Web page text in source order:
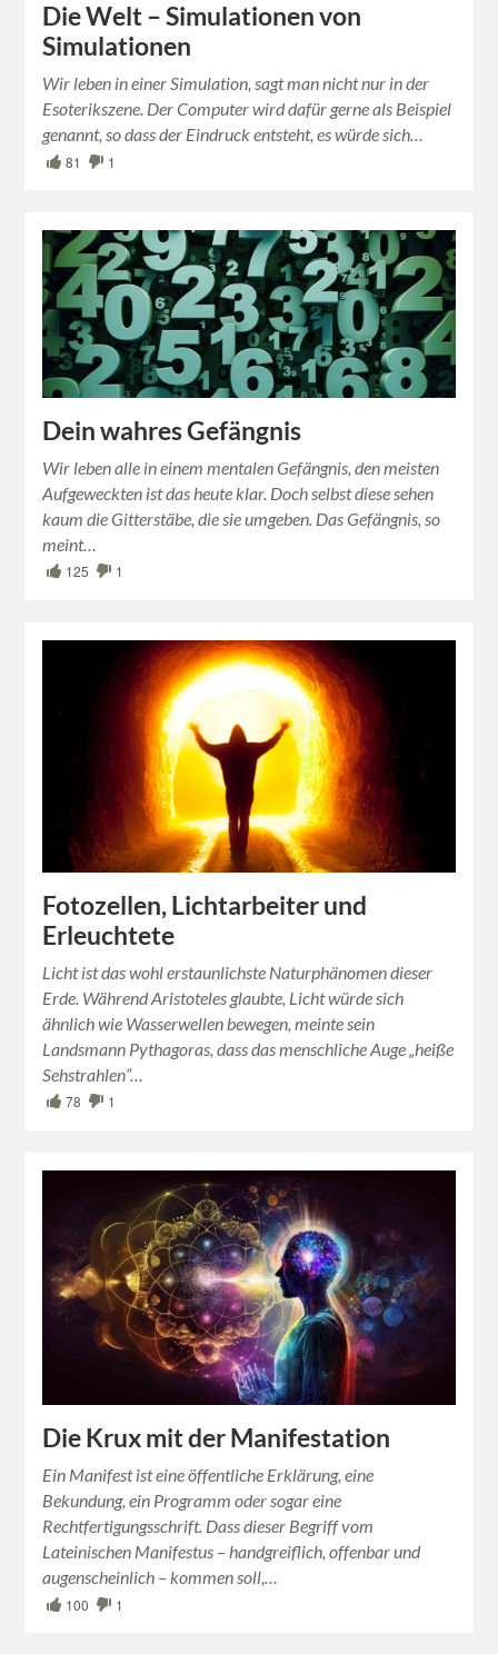
Die Welt – Simulationen von
Simulationen
Wir leben in einer Simulation, sagt man nicht nur in der
Esoterikszene. Der Computer wird dafür gerne als Beispiel
genannt, so dass der Eindruck entsteht, es würde sich…
81 1
Dein wahres Gefängnis
Wir leben alle in einem mentalen Gefängnis, den meisten
Aufgeweckten ist das heute klar. Doch selbst diese sehen
kaum die Gitterstäbe, die sie umgeben. Das Gefängnis, so
meint…
125 1
Fotozellen, Lichtarbeiter und
Erleuchtete
Licht ist das wohl erstaunlichste Naturphänomen dieser
Erde. Während Aristoteles glaubte, Licht würde sich
ähnlich wie Wasserwellen bewegen, meinte sein
Landsmann Pythagoras, dass das menschliche Auge „heiße
Sehstrahlen“…
78 1
Die Krux mit der Manifestation
Ein Manifest ist eine öffentliche Erklärung, eine
Bekundung, ein Programm oder sogar eine
Rechtfertigungsschrift. Dass dieser Begriff vom
Lateinischen Manifestus – handgreiflich, offenbar und
augenscheinlich – kommen soll,…
100 1